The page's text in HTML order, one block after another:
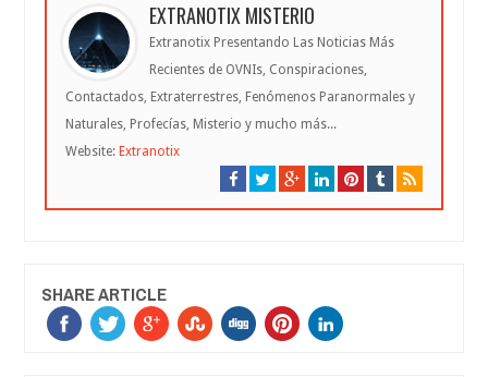
EXTRANOTIX MISTERIO
Extranotix Presentando Las Noticias Más
Recientes de OVNIs, Conspiraciones,
Contactados, Extraterrestres, Fenómenos Paranormales y
Naturales, Profecías, Misterio y mucho más...
Website: Extranotix
SHARE ARTICLE